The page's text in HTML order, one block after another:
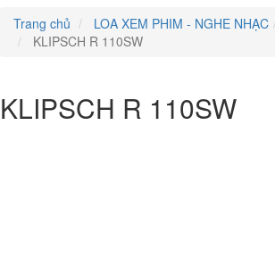
Trang chủ
LOA XEM PHIM - NGHE NHẠC
KLIPSCH R 110SW
KLIPSCH R 110SW